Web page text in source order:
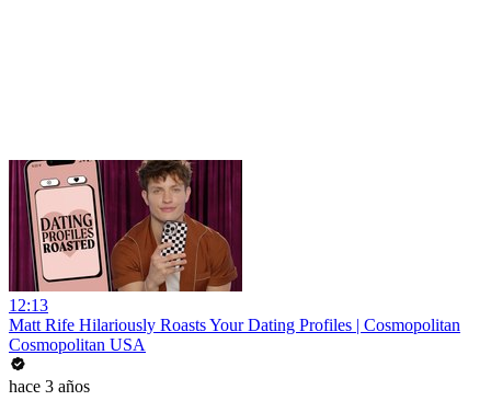
12:13
Matt Rife Hilariously Roasts Your Dating Profiles | Cosmopolitan
Cosmopolitan USA
hace 3 años